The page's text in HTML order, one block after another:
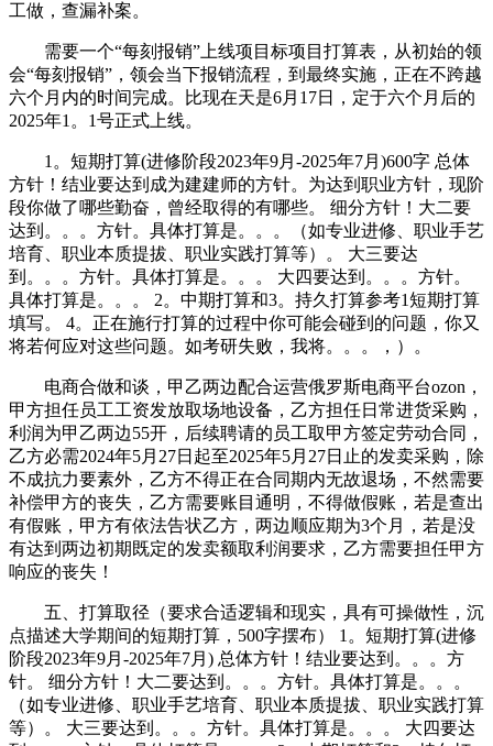
工做，查漏补案。
需要一个“每刻报销”上线项目标项目打算表，从初始的领
会“每刻报销”，领会当下报销流程，到最终实施，正在不跨越
六个月内的时间完成。比现在天是6月17日，定于六个月后的
2025年1。1号正式上线。
1。短期打算(进修阶段2023年9月-2025年7月)600字 总体
方针！结业要达到成为建建师的方针。为达到职业方针，现阶
段你做了哪些勤奋，曾经取得的有哪些。 细分方针！大二要
达到。。。方针。具体打算是。。。（如专业进修、职业手艺
培育、职业本质提拔、职业实践打算等）。 大三要达
到。。。方针。具体打算是。。。 大四要达到。。。方针。
具体打算是。。。 2。中期打算和3。持久打算参考1短期打算
填写。 4。正在施行打算的过程中你可能会碰到的问题，你又
将若何应对这些问题。如考研失败，我将。。。，）。
电商合做和谈，甲乙两边配合运营俄罗斯电商平台ozon，
甲方担任员工工资发放取场地设备，乙方担任日常进货采购，
利润为甲乙两边55开，后续聘请的员工取甲方签定劳动合同，
乙方必需2024年5月27日起至2025年5月27日止的发卖采购，除
不成抗力要素外，乙方不得正在合同期内无故退场，不然需要
补偿甲方的丧失，乙方需要账目通明，不得做假账，若是查出
有假账，甲方有依法告状乙方，两边顺应期为3个月，若是没
有达到两边初期既定的发卖额取利润要求，乙方需要担任甲方
响应的丧失！
五、打算取径（要求合适逻辑和现实，具有可操做性，沉
点描述大学期间的短期打算，500字摆布） 1。短期打算(进修
阶段2023年9月-2025年7月) 总体方针！结业要达到。。。方
针。 细分方针！大二要达到。。。方针。具体打算是。。。
（如专业进修、职业手艺培育、职业本质提拔、职业实践打算
等）。 大三要达到。。。方针。具体打算是。。。 大四要达